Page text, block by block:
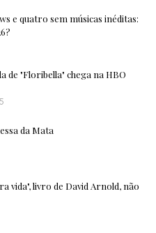
e quatro sem músicas inéditas:
de "Floribella" chega na HBO
da Mata
vida", livro de David Arnold, não